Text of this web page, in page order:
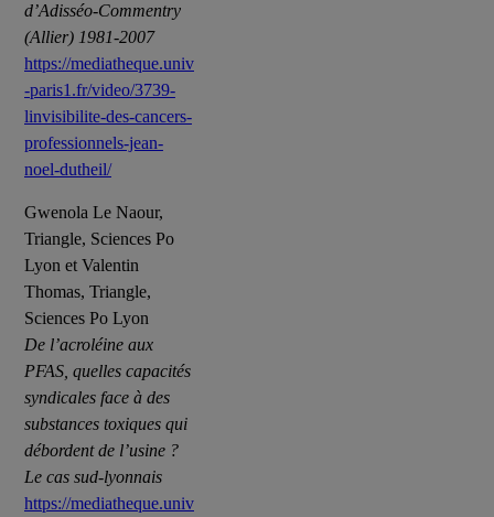
d’Adisséo-Commentry
(Allier) 1981-2007
https://mediatheque.univ
-paris1.fr/video/3739-
linvisibilite-des-cancers-
professionnels-jean-
noel-dutheil/
Gwenola Le Naour,
Triangle, Sciences Po
Lyon et Valentin
Thomas, Triangle,
Sciences Po Lyon
De l’acroléine aux
PFAS, quelles capacités
syndicales face à des
substances toxiques qui
débordent de l’usine ?
Le cas sud-lyonnais
https://mediatheque.univ